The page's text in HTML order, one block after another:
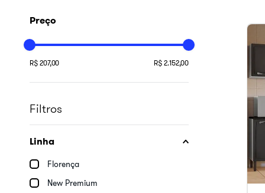
Filtros
Linha
Florença
New Premium
Preço
R$ 207,00 R$ 2.152,00
armário cozinha aéreo
renova